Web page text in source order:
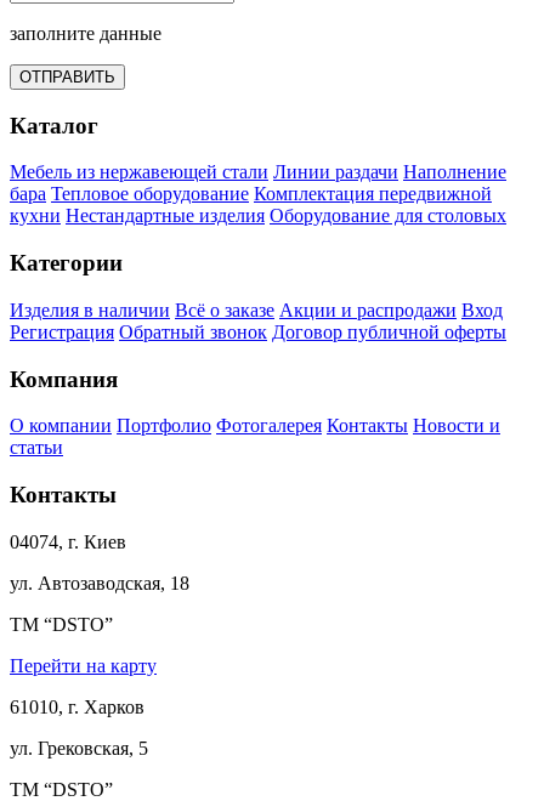
заполните данные
ОТПРАВИТЬ
Каталог
Мебель из нержавеющей стали Линии раздачи Наполнение
бара Тепловое оборудование Комплектация передвижной
кухни Нестандартные изделия Оборудование для столовых
Категории
Изделия в наличии Всё о заказе Акции и распродажи Вход
Регистрация Обратный звонок Договор публичной оферты
Компания
О компании Портфолио Фотогалерея Контакты Новости и
статьи
Контакты
04074, г. Киев
ул. Автозаводская, 18
ТМ “DSTO”
Перейти на карту
61010, г. Харков
ул. Грековская, 5
ТМ “DSTO”